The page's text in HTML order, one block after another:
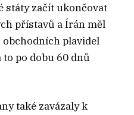
státy začít ukončovat
přístavů a Írán měl
plavidel
po dobu 60 dnů
také zavázaly k